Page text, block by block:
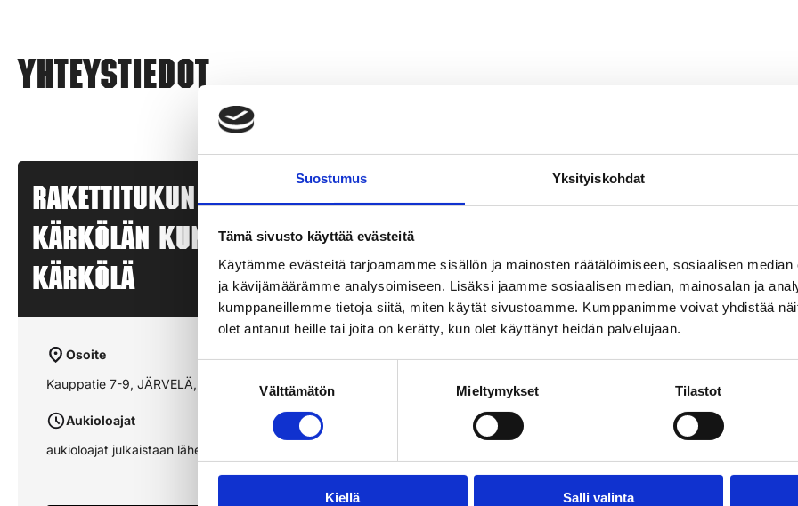
Suostumus Yksityiskohdat
Tämä sivusto käyttää evästeitä
Käytämme evästeitä tarjoamamme sisällön ja mainosten räätälöimiseen, sosiaalisen
ja kävijämäärämme analysoimiseen. Lisäksi jaamme sosiaalisen median, mainosalan ja
kumppaneillemme tietoja siitä, miten käytät sivustoamme. Kumppanimme voivat yhdistää
olet antanut heille tai joita on kerätty, kun olet käyttänyt heidän palvelujaan.
Välttämätön Mieltymykset Tilastot
Kiellä Salli valinta
Yhteystiedot
Rakettitukun myyntipiste –
KÄRKÖLÄN KUNTOSALI – JÄRVELÄ,
KÄRKÖLÄ
Osoite
Kauppatie 7-9, JÄRVELÄ, KÄRKÖLÄ
Aukioloajat
aukioloajat julkaistaan lähempänä sesonkia